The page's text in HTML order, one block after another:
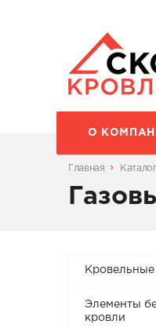
О
Главная Каталог
Кровельные
Элементы
кровли